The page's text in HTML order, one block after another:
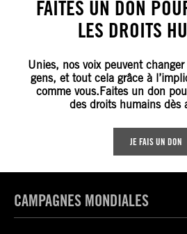
FAITES UN DON
LES DROITS
Unies, nos voix peuvent
gens, et tout cela grâce à
comme vous.Faites un don
des droits humains dès
JE FAIS UN DON
CAMPAGNES MONDIALES